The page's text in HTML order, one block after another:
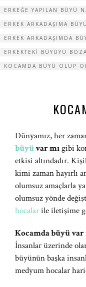
ERKEĞE YAPILAN BÜYÜ
ERKEK ARKADAŞIMA
ERKEK ARKADAŞIMDA
ERKEKTEKI BÜYÜYÜ
KOCAMDA BÜYÜ OLUP
Dünyamız, her
büyüvar mıgibi
etkisi altındadır.
kimi zaman hayırlı
olumsuz amaçlarla
olumsuz yönde
hocalarile iletişime
Kocamda büyü var
İnsanlar üzerinde
büyünün başka
medyum hocalar